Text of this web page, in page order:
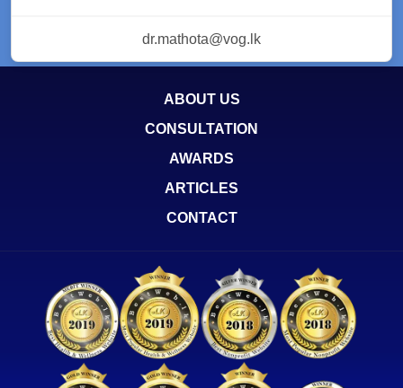
dr.mathota@vog.lk
ABOUT US
CONSULTATION
AWARDS
ARTICLES
CONTACT